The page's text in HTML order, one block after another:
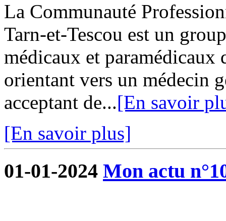
La Communauté
Tarn-et-Tescou est un
médicaux et paramédicaux
orientant vers un médecin
acceptant de...[En savoir
[En savoir plus]
01-01-2024 Mon actu